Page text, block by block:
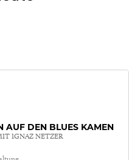
AUF DEN BLUES KAMEN
IGNAZ NETZER